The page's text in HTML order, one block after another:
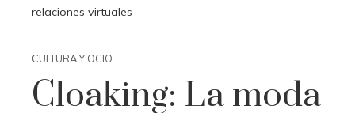
relaciones virtuales
CULTURA Y OCIO
Cloaking: La moda